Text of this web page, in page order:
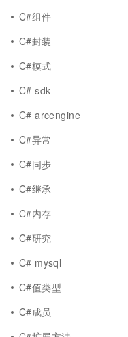
C#组件
C#封装
C#模式
C# sdk
C# arcengine
C#异常
C#同步
C#继承
C#内存
C#研究
C# mysql
C#值类型
C#成员